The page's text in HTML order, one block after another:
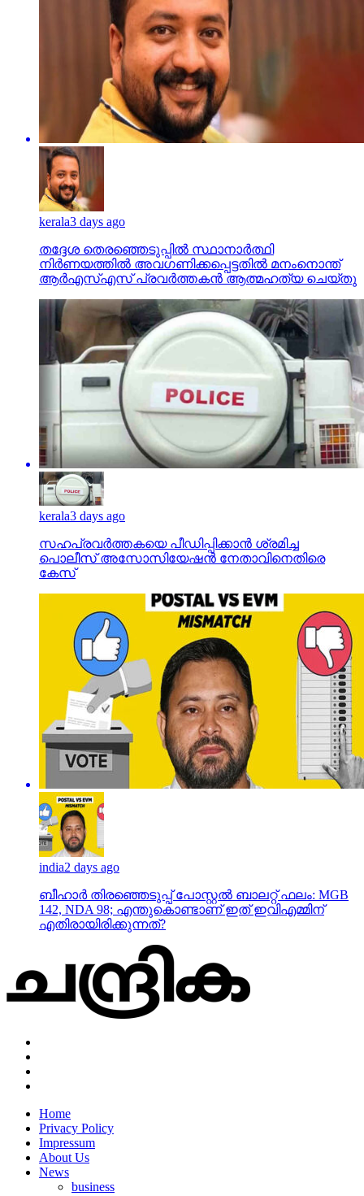
kerala3 days ago
തദ്ദേശ തെരഞ്ഞെടുപ്പില്‍ സ്ഥാനാര്‍ത്ഥി
നിര്‍ണയത്തില്‍ അവഗണിക്കപ്പെട്ടതില്‍ മനംനൊന്ത്
ആര്‍എസ്എസ് പ്രവര്‍ത്തകന്‍ ആത്മഹത്യ ചെയ്തു
kerala3 days ago
സഹപ്രവര്‍ത്തകയെ പീഡിപ്പിക്കാന്‍ ശ്രമിച്ച
പൊലീസ് അസോസിയേഷന്‍ നേതാവിനെതിരെ
കേസ്
india2 days ago
ബീഹാർ തിരഞ്ഞെടുപ്പ് പോസ്റ്റൽ ബാലറ്റ് ഫലം: MGB
142, NDA 98; എന്തുകൊണ്ടാണ് ഇത് ഇവിഎമ്മിന്
എതിരായിരിക്കുന്നത്?
Home
Privacy Policy
Impressum
About Us
News
business